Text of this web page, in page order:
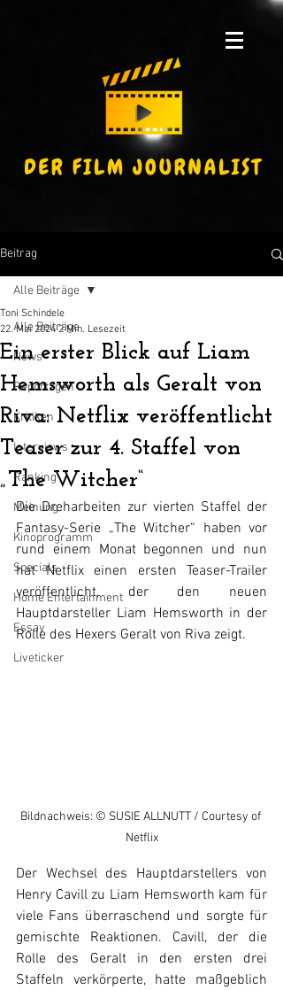
Beitrag
Alle Beiträge
News
Reportagen
Kritiken
Interviews
Ranking
Meinung
Kinoprogramm
Specials
Home Entertainment
Essay
Liveticker
Alle Beiträge
Ein erster Blick auf Liam
Hemsworth als Geralt von
Riva: Netflix veröffentlicht
Teaser zur 4. Staffel von
„The Witcher“
Toni Schindele
22. Mai 2024 2 Min. Lesezeit
Die Dreharbeiten zur vierten Staffel der
Fantasy-Serie „The Witcher“ haben vor
rund einem Monat begonnen und nun
hat Netflix einen ersten Teaser-Trailer
veröffentlicht, der den neuen
Hauptdarsteller Liam Hemsworth in der
Rolle des Hexers Geralt von Riva zeigt.
Bildnachweis: © SUSIE ALLNUTT / Courtesy of
Netflix
Der Wechsel des Hauptdarstellers von
Henry Cavill zu Liam Hemsworth kam für
viele Fans überraschend und sorgte für
gemischte Reaktionen. Cavill, der die
Rolle des Geralt in den ersten drei
Staffeln verkörperte, hatte maßgeblich